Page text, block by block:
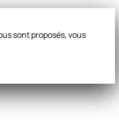
sont proposés, vous